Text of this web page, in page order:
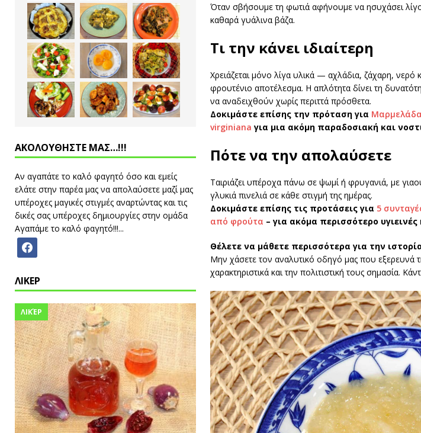
Όταν σβήσουμε τη φωτιά αφήνουμε να ησυχάσει
καθαρά γυάλινα βάζα.
Τι την κάνει ιδιαίτερη
Χρειάζεται μόνο λίγα υλικά — αχλάδια, ζάχαρη,
φρουτένιο αποτέλεσμα. Η απλότητα δίνει τη
να αναδειχθούν χωρίς περιττά πρόσθετα.
Δοκιμάστε επίσης την πρόταση για Μαρμελάδα
virginiana για μια ακόμη παραδοσιακή και
Πότε να την απολαύσετε
Ταιριάζει υπέροχα πάνω σε ψωμί ή φρυγανιά, με
γλυκιά πινελιά σε κάθε στιγμή της ημέρας.
Δοκιμάστε επίσης τις προτάσεις για 5
από φρούτα – για ακόμα περισσότερο
Θέλετε να μάθετε περισσότερα για την
Μην χάσετε τον αναλυτικό οδηγό μας που εξερευνά
χαρακτηριστικά και την πολιτιστική τους σημασία.
ΑΚΟΛΟΥΘΗΣΤΕ ΜΑΣ…!!!
Αν αγαπάτε το καλό φαγητό όσο και εμείς
ελάτε στην παρέα μας να απολαύσετε μαζί μας
υπέροχες μαγικές στιγμές αναρτώντας και τις
δικές σας υπέροχες δημιουργίες στην ομάδα
Αγαπάμε το καλό φαγητό!!!...
ΛΙΚΕΡ
ΛΙΚΈΡ